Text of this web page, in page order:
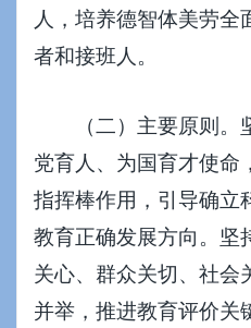
人，培养德智体美劳全
者和接班人。
（二）主要原则。
党育人、为国育才使命
指挥棒作用，引导确立
教育正确发展方向。坚
关心、群众关切、社会
并举，推进教育评价关